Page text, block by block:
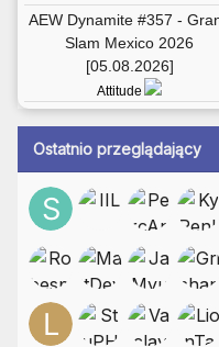
AEW Dynamite #357 -
Slam Mexico 2026
[05.08.2026]
Attitude
Ostatnio przeglądający